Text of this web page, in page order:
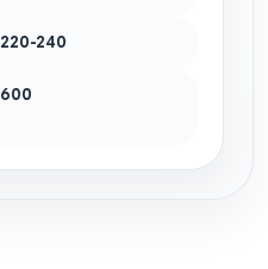
220-240
600